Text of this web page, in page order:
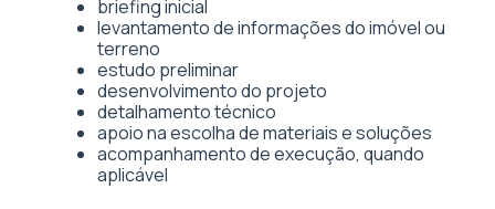
briefing inicial
levantamento de informações do imóvel ou
terreno
estudo preliminar
desenvolvimento do projeto
detalhamento técnico
apoio na escolha de materiais e soluções
acompanhamento de execução, quando
aplicável